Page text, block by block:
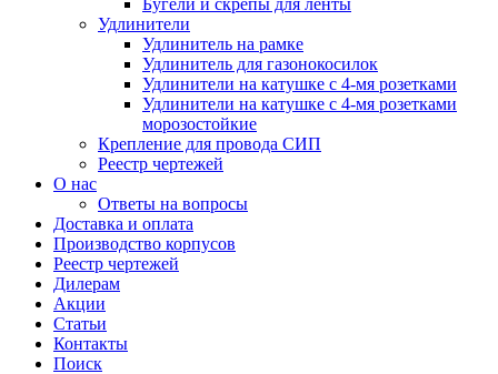
Бугели и скрепы для ленты
Удлинители
Удлинитель на рамке
Удлинитель для газонокосилок
Удлинители на катушке с 4-мя розетками
Удлинители на катушке с 4-мя розетками
морозостойкие
Крепление для провода СИП
Реестр чертежей
О нас
Ответы на вопросы
Доставка и оплата
Производство корпусов
Реестр чертежей
Дилерам
Акции
Статьи
Контакты
Поиск